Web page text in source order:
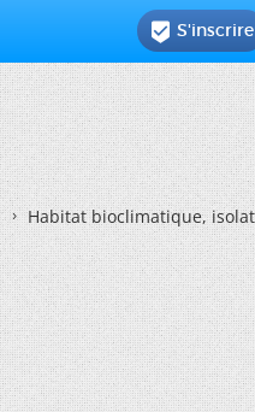
 S'inscrire
Habitat bioclimatique,